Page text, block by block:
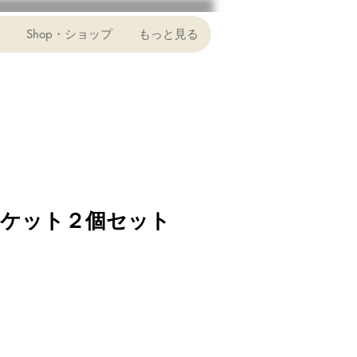
Shop・ショップ もっと見る
ット２個セット